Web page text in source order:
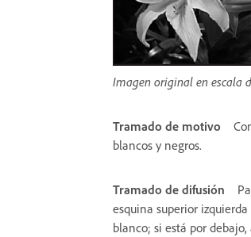
Imagen original en escala
Tramado de motivo
blancos y negros.
Tramado de difusión
esquina superior
blanco; si está por